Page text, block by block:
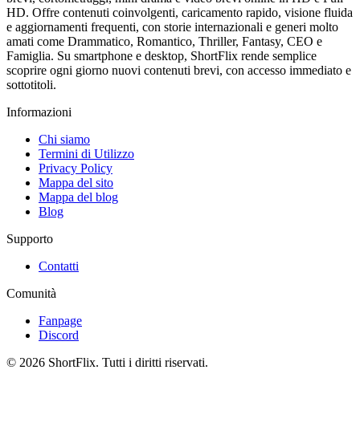
HD. Offre contenuti coinvolgenti, caricamento rapido, visione fluida
e aggiornamenti frequenti, con storie internazionali e generi molto
amati come Drammatico, Romantico, Thriller, Fantasy, CEO e
Famiglia. Su smartphone e desktop, ShortFlix rende semplice
scoprire ogni giorno nuovi contenuti brevi, con accesso immediato e
sottotitoli.
Informazioni
Chi siamo
Termini di Utilizzo
Privacy Policy
Mappa del sito
Mappa del blog
Blog
Supporto
Contatti
Comunità
Fanpage
Discord
© 2026 ShortFlix. Tutti i diritti riservati.